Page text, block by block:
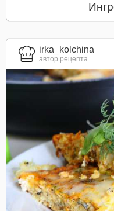
irka_kolchina
автор рецепта